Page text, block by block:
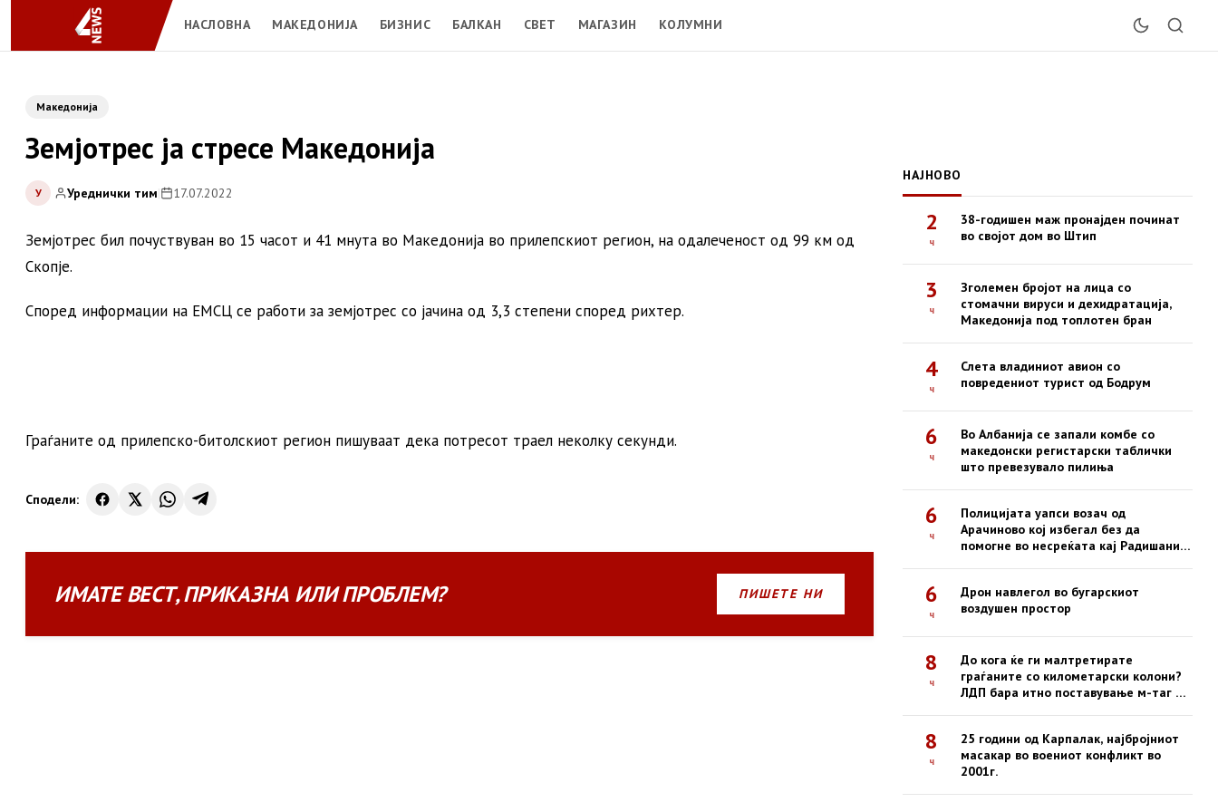
НАСЛОВНА МАКЕДОНИЈА БИЗНИС БАЛКАН СВЕТ МАГАЗИН КОЛУМНИ
Македонија
Земјотрес ја стресе Македонија
У Уреднички тим| 17.07.2022
Земјотрес бил почуствуван во 15 часот и 41 мнута во Македонија во прилепскиот регион, на одалеченост од 99 км од
Скопје.
Според информации на ЕМСЦ се работи за земјотрес со јачина од 3,3 степени според рихтер.
Граѓаните од прилепско-битолскиот регион пишуваат дека потресот траел неколку секунди.
Сподели:
ИМАТЕВЕСТ,ПРИКАЗНА ИЛИПРОБЛЕМ? ПИШЕТЕ НИ
НАЈНОВО
2
ч
38-годишен маж пронајден починат
во својот дом во Штип
3
ч
Зголемен бројот на лица со
стомачни вируси и дехидратација,
Македонија под топлотен бран
4
ч
Слета владиниот авион со
повредениот турист од Бодрум
6
ч
Во Албанија се запали комбе со
македонски регистарски таблички
што превезувало пилиња
6
ч
Полицијата уапси возач од
Арачиново кој избегал без да
помогне во несреќата кај Радишани,
6
ч
Дрон навлегол во бугарскиот
воздушен простор
8
ч
До кога ќе ги малтретирате
граѓаните со километарски колони?
ЛДП бара итно поставување м-таг на
8
ч
25 години од Карпалак, најбројниот
масакар во воениот конфликт во
2001г.